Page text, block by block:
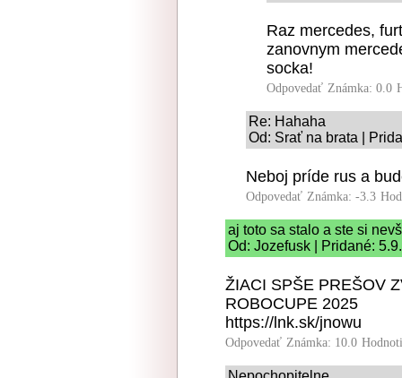
Raz mercedes,
zanovnym
socka!
Odpovedať Známka: 0.0
Re: Hahaha
Od: Srať na brata |
Neboj príde rus a
Odpovedať Známka: -3.3
aj toto sa stalo a ste si
Od: Jozefusk | Pridané:
ŽIACI SPŠE PREŠOV
ROBOCUPE 2025
https://lnk.sk/jnowu
Odpovedať Známka: 10.0